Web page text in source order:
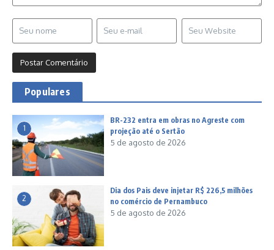
Populares
1
BR-232 entra em obras no Agreste com
projeção até o Sertão
5 de agosto de 2026
2
Dia dos Pais deve injetar R$ 226,5 milhões
no comércio de Pernambuco
5 de agosto de 2026